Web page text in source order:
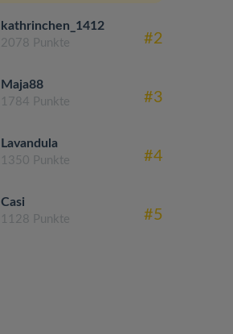
kathrinchen_1412
2078 Punkte #2
Maja88
1784 Punkte #3
Lavandula
1350 Punkte #4
Casi
1128 Punkte #5